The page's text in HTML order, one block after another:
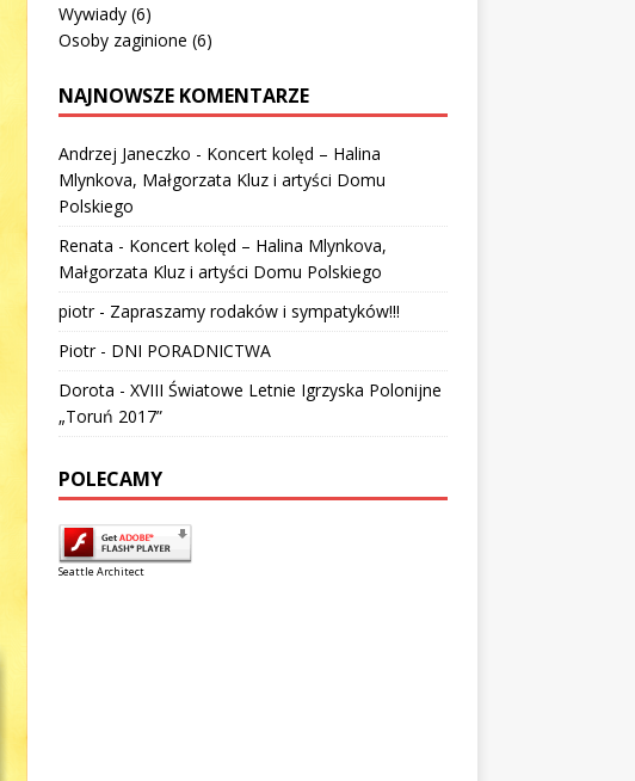
Wywiady(6)
Osoby zaginione (6)
NAJNOWSZE KOMENTARZE
Andrzej Janeczko - Koncert kolęd – Halina
Mlynkova, Małgorzata Kluz i artyści Domu
Polskiego
Renata - Koncert kolęd – Halina Mlynkova,
Małgorzata Kluz i artyści Domu Polskiego
piotr- Zapraszamy rodaków i sympatyków!!!
Piotr- DNI PORADNICTWA
Dorota - XVIII Światowe Letnie Igrzyska Polonijne
„Toruń 2017”
POLECAMY
Seattle Architect